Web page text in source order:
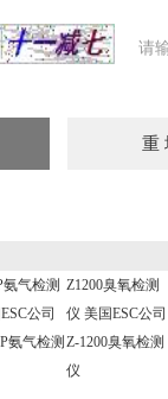
请
氨气检测
公司
氨气检测
Z1200臭氧检测
仪 美国ESC公司
Z-1200臭氧检测
仪